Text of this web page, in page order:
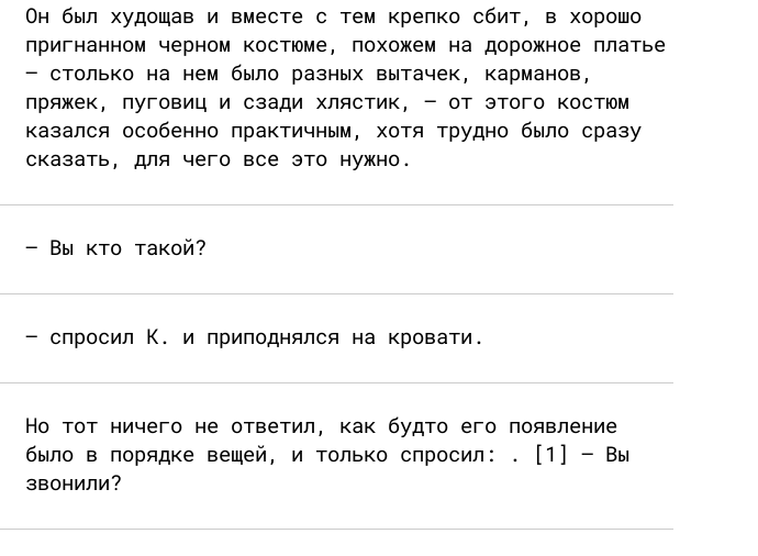
Он был худощав и вместе с тем крепко сбит, в хорошо
пригнанном черном костюме, похожем на дорожное платье
– столько на нем было разных вытачек, карманов,
пряжек, пуговиц и сзади хлястик, – от этого костюм
казался особенно практичным, хотя трудно было сразу
сказать, для чего все это нужно.
– Вы кто такой?
– спросил К. и приподнялся на кровати.
Но тот ничего не ответил, как будто его появление
было в порядке вещей, и только спросил: . [1] – Вы
звонили?